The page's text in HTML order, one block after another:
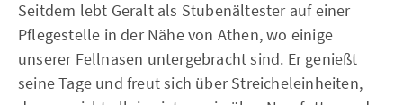
Seitdem lebt Geralt als Stubenältester auf einer
Pflegestelle in der Nähe von Athen, wo einige
unserer Fellnasen untergebracht sind. Er genießt
seine Tage und freut sich über Streicheleinheiten,